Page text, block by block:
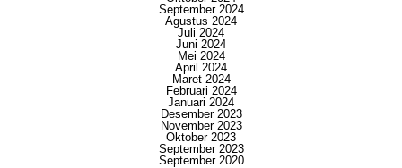
September 2024
Agustus 2024
Juli 2024
Juni 2024
Mei 2024
April 2024
Maret 2024
Februari 2024
Januari 2024
Desember 2023
November 2023
Oktober 2023
September 2023
September 2020